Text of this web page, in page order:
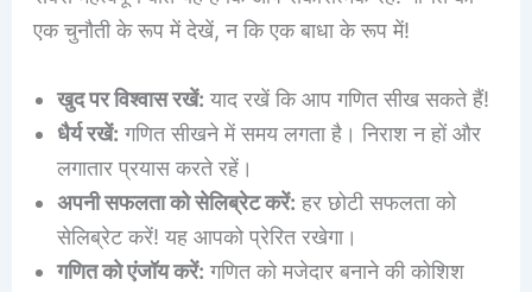
एक चुनौती के रूप में देखें, न कि एक बाधा के रूप में!
खुद पर विश्वास रखें: याद रखें कि आप गणित सीख सकते हैं!
धैर्य रखें: गणित सीखने में समय लगता है। निराश न हों और
लगातार प्रयास करते रहें।
अपनी सफलता को सेलिब्रेट करें: हर छोटी सफलता को
सेलिब्रेट करें! यह आपको प्रेरित रखेगा।
गणित को एंजॉय करें: गणित को मजेदार बनाने की कोशिश